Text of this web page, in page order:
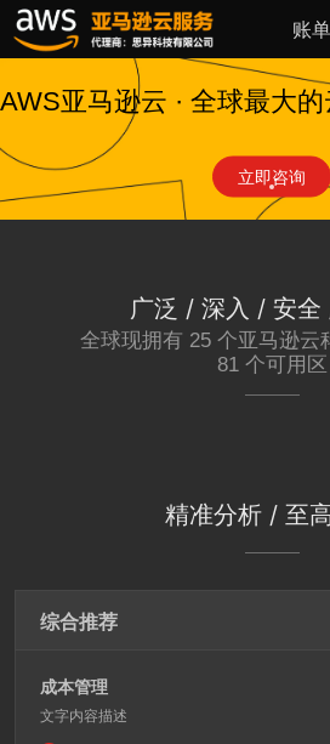
账单
立即咨询
广泛 / 深入 / 安全
全球现拥有 25 个亚马逊云
81 个可用区
精准分析 / 至
综合推荐
成本管理
文字内容描述